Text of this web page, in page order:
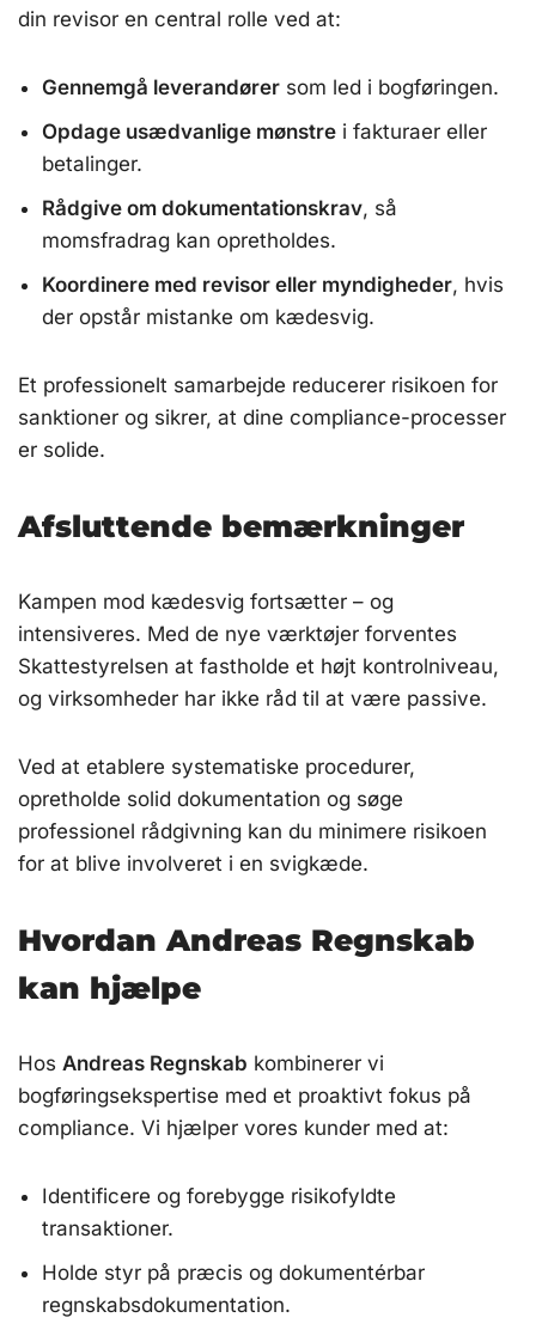
din revisor en central rolle ved at:
Gennemgå leverandører som led i bogføringen.
Opdage usædvanlige mønstre i fakturaer eller
betalinger.
Rådgive om dokumentationskrav, så
momsfradrag kan opretholdes.
Koordinere med revisor eller myndigheder, hvis
der opstår mistanke om kædesvig.
Et professionelt samarbejde reducerer risikoen for
sanktioner og sikrer, at dine compliance-processer
er solide.
Afsluttende bemærkninger
Kampen mod kædesvig fortsætter – og
intensiveres. Med de nye værktøjer forventes
Skattestyrelsen at fastholde et højt kontrolniveau,
og virksomheder har ikke råd til at være passive.
Ved at etablere systematiske procedurer,
opretholde solid dokumentation og søge
professionel rådgivning kan du minimere risikoen
for at blive involveret i en svigkæde.
Hvordan Andreas Regnskab
kan hjælpe
Hos Andreas Regnskab kombinerer vi
bogføringsekspertise med et proaktivt fokus på
compliance. Vi hjælper vores kunder med at:
Identificere og forebygge risikofyldte
transaktioner.
Holde styr på præcis og dokumentérbar
regnskabsdokumentation.